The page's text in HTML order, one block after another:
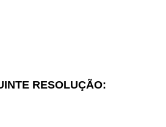
RESOLUÇÃO: